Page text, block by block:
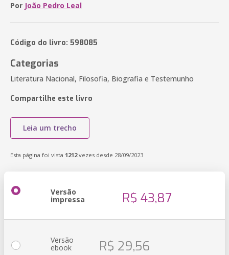
Por João Pedro Leal
Código do livro: 598085
Categorias
Literatura Nacional, Filosofia, Biografia e Testemunho
Compartilhe este livro
Leia um trecho
Esta página foi vista 1212vezes desde 28/09/2023
Versão
impressa R$ 43,87
Versão
ebook R$ 29,56